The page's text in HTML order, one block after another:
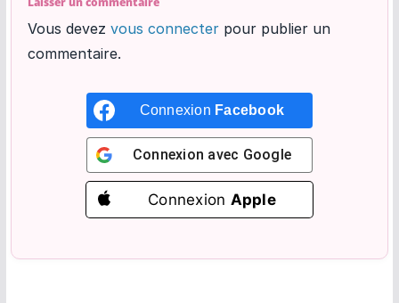
Vous devez vous connecterpour publier un
commentaire.
Connexion Facebook
Connexion avec Google
Connexion Apple